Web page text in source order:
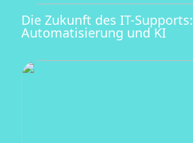
Die Zukunft des IT-Supports:
Automatisierung und KI